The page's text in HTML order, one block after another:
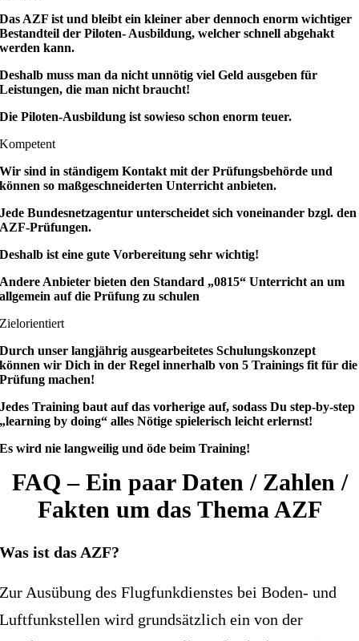
Das AZF ist und bleibt ein kleiner aber dennoch enorm wichtiger
Bestandteil der Piloten- Ausbildung, welcher schnell abgehakt
werden kann.
Deshalb muss man da nicht unnötig viel Geld ausgeben für
Leistungen, die man nicht braucht!
Die Piloten-Ausbildung ist sowieso schon enorm teuer.
Kompetent
Wir sind in ständigem Kontakt mit der Prüfungsbehörde und
können so maßgeschneiderten Unterricht anbieten.
Jede Bundesnetzagentur unterscheidet sich voneinander bzgl. den
AZF-Prüfungen.
Deshalb ist eine gute Vorbereitung sehr wichtig!
Andere Anbieter bieten den Standard „0815“ Unterricht an um
allgemein auf die Prüfung zu schulen
Zielorientiert
Durch unser langjährig ausgearbeitetes Schulungskonzept
können wir Dich in der Regel innerhalb von 5 Trainings fit für die
Prüfung machen!
Jedes Training baut auf das vorherige auf, sodass Du step-by-step
„learning by doing“ alles Nötige spielerisch leicht erlernst!
Es wird nie langweilig und öde beim Training!
FAQ – Ein paar Daten / Zahlen /
Fakten um das Thema AZF
Was ist das AZF?
Zur Ausübung des Flugfunkdienstes bei Boden- und
Luftfunkstellen wird grundsätzlich ein von der